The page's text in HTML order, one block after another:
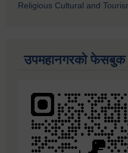
Religious Cultural and
उपमहानगरको फेसबुक